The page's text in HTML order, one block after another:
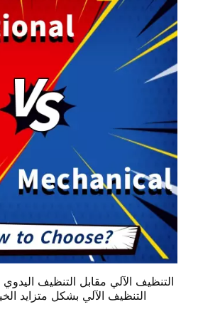
التنظيف الآلي مقابل التنظيف
التنظيف الآلي بشكل متزايد